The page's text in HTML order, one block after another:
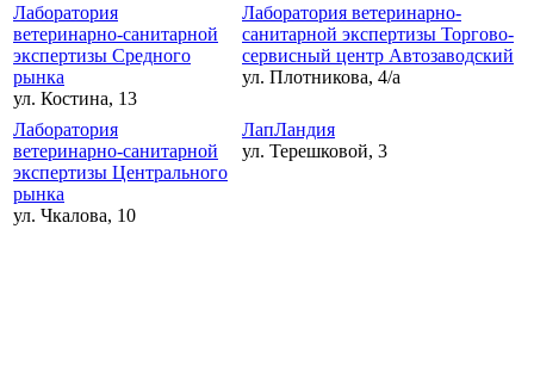
Лаборатория
ветеринарно-санитарной
экспертизы Средного
рынка
ул. Костина, 13
Лаборатория ветеринарно-
санитарной экспертизы Торгово-
сервисный центр Автозаводский
ул. Плотникова, 4/а
Лаборатория
ветеринарно-санитарной
экспертизы Центрального
рынка
ул. Чкалова, 10
ЛапЛандия
ул. Терешковой, 3